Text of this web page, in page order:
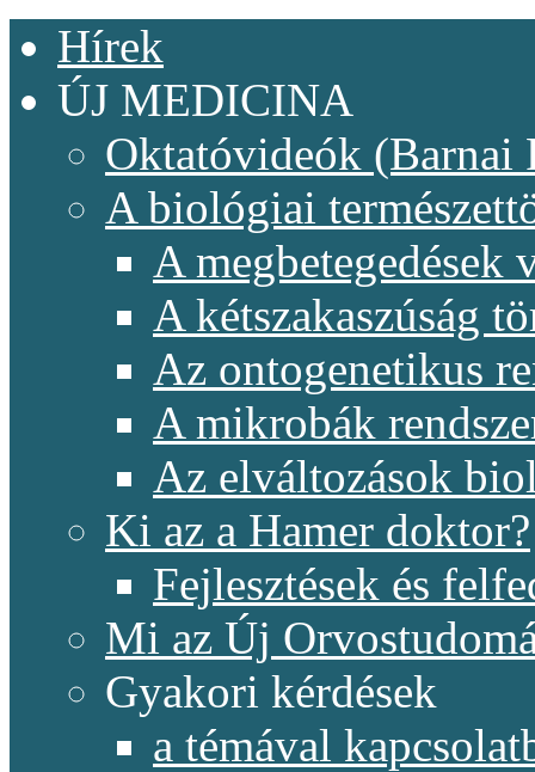
Hírek
ÚJ MEDICINA
Oktatóvideók (Barnai
A biológiai
A megbetegedések
A kétszakaszúság
Az ontogenetikus
A mikrobák
Az elváltozások
Ki az a Hamer doktor?
Fejlesztések és
Mi az Új
Gyakori kérdések
a témával